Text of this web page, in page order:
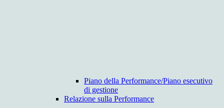
Piano della Performance/Piano esecutivo
di gestione
Relazione sulla Performance